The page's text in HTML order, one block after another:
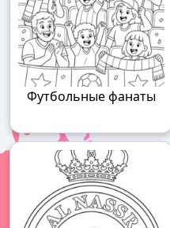
Футбольные фанаты